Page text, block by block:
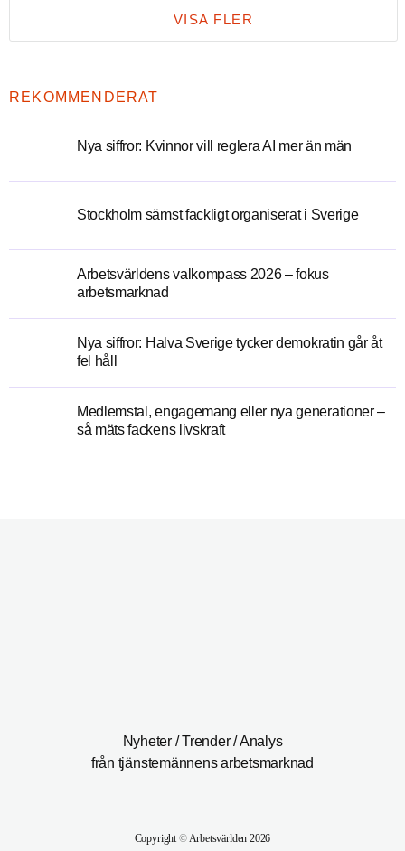
VISA FLER
REKOMMENDERAT
Nya siffror: Kvinnor vill reglera AI mer än män
Stockholm sämst fackligt organiserat i Sverige
Arbetsvärldens valkompass 2026 – fokus
arbetsmarknad
Nya siffror: Halva Sverige tycker demokratin går åt
fel håll
Medlemstal, engagemang eller nya generationer –
så mäts fackens livskraft
Nyheter / Trender / Analys
från tjänstemännens arbetsmarknad
Copyright©Arbetsvärlden 2026